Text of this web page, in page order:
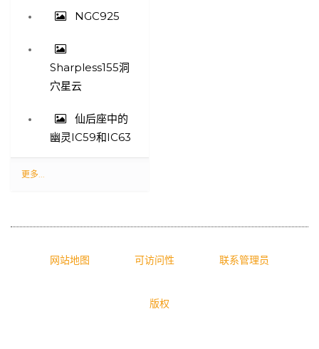
NGC925
Sharpless155洞
穴星云
仙后座中的
幽灵IC59和IC63
最
片
更多...
网站地图 可访问性 联系管理员
版权